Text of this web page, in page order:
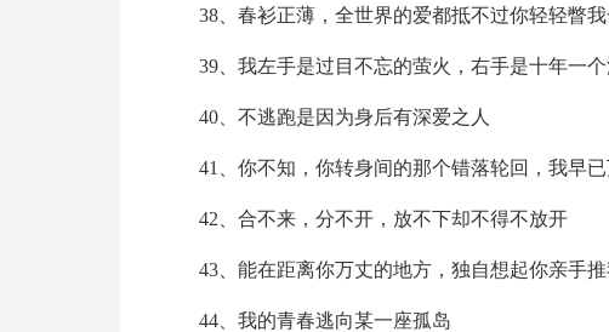
38、春衫正薄，全世界的爱都抵不过你轻轻瞥
39、我左手是过目不忘的萤火，右手是十年一
40、不逃跑是因为身后有深爱之人
41、你不知，你转身间的那个错落轮回，我早
42、合不来，分不开，放不下却不得不放开
43、能在距离你万丈的地方，独自想起你亲手
44、我的青春逃向某一座孤岛